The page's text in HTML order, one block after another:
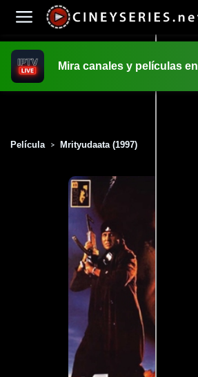
Mira canales y películas
Película > Mrityudaata (1997)